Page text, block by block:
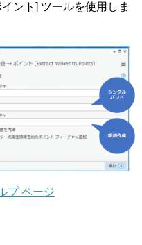
ント] ツールを使用しま
プ ページ